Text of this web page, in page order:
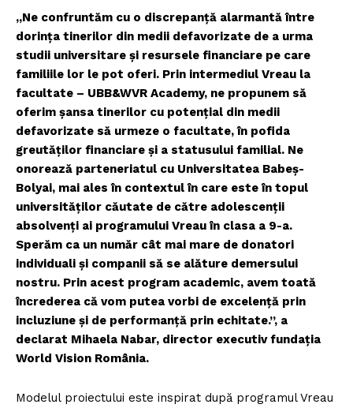
„Ne confruntăm cu o discrepanţă alarmantă între
dorinţa tinerilor din medii defavorizate de a urma
studii universitare şi resursele financiare pe care
familiile lor le pot oferi. Prin intermediul Vreau la
facultate – UBB&WVR Academy, ne propunem să
oferim şansa tinerilor cu potenţial din medii
defavorizate să urmeze o facultate, în pofida
greutăţilor financiare şi a statusului familial. Ne
onorează parteneriatul cu Universitatea Babeş-
Bolyai, mai ales în contextul în care este în topul
universităţilor căutate de către adolescenţii
absolvenţi ai programului Vreau în clasa a 9-a.
Sperăm ca un număr cât mai mare de donatori
individuali şi companii să se alăture demersului
nostru. Prin acest program academic, avem toată
încrederea că vom putea vorbi de excelenţă prin
incluziune şi de performanţă prin echitate.”, a
declarat Mihaela Nabar, director executiv fundaţia
World Vision România.
Modelul proiectului este inspirat după programul Vreau